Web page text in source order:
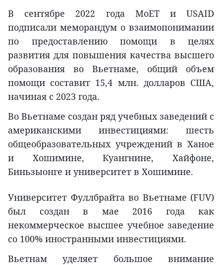
В сентябре 2022 года MoET и USAID
подписали меморандум о взаимопонимании
по предоставлению помощи в целях
развития для повышения качества высшего
образования во Вьетнаме, общий объем
помощи составит 15,4 млн. долларов США,
начиная с 2023 года.
Во Вьетнаме создан ряд учебных заведений с
американскими инвестициями: шесть
общеобразовательных учреждений в Ханое
и Хошимине, Куангнине, Хайфоне,
Биньзыонге и университет в Хошимине.
Университет Фуллбрайта во Вьетнаме (FUV)
был создан в мае 2016 года как
некоммерческое высшее учебное заведение
со 100% иностранными инвестициями.
Вьетнам уделяет большое внимание